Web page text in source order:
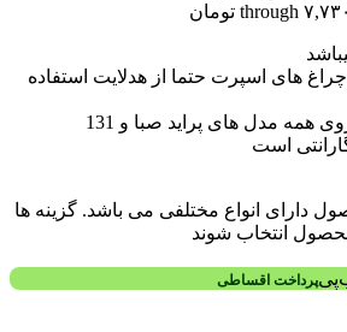
های اسپرت حتما از هدلایت استفاده
مدل های پراید صبا و 131
است
دارای انواع مختلفی می باشد. گزینه ها
انتخاب شوند
پرداخت اقساطی